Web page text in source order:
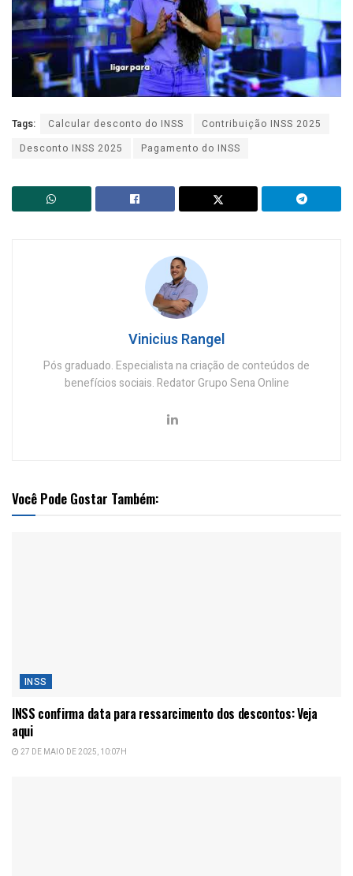
Tags: Calcular desconto do INSS
Contribuição INSS 2025
Desconto INSS 2025
Pagamento do INSS
Vinicius Rangel
Pós graduado. Especialista na criação de conteúdos de
benefícios sociais. Redator Grupo Sena Online
Você Pode Gostar Também:
INSS
INSS confirma data para ressarcimento dos descontos: Veja
aqui
27 DE MAIO DE 2025, 10:07H